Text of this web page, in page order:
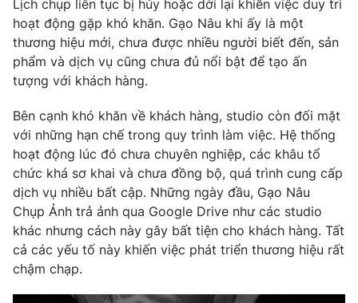
Góc doanh nghiệp
Phim VTV
Hậu trường
Khán giả
Giải sao mai
Giải trí
Điện ảnh
Âm nhạc
Sao
Đời sống
Du lịch
Làm đẹp
Chất lượng cuộc sống
Giáo dục
Tuyển sinh
Học trực tuyến
Công nghệ
Hitech Công nghệ tương lai
Sản phẩm
Thị trường
Giao lưu trực tuyến
Lịch phát sóng
Lịch chụp liên tục bị hủy hoặc dời lại khiến việc duy trì
hoạt động gặp khó khăn. Gạo Nâu khi ấy là một
thương hiệu mới, chưa được nhiều người biết đến, sản
phẩm và dịch vụ cũng chưa đủ nổi bật để tạo ấn
tượng với khách hàng.
Bên cạnh khó khăn về khách hàng, studio còn đối mặt
với những hạn chế trong quy trình làm việc. Hệ thống
hoạt động lúc đó chưa chuyên nghiệp, các khâu tổ
chức khá sơ khai và chưa đồng bộ, quá trình cung cấp
dịch vụ nhiều bất cập. Những ngày đầu, Gạo Nâu
Chụp Ảnh trả ảnh qua Google Drive như các studio
khác nhưng cách này gây bất tiện cho khách hàng. Tất
cả các yếu tố này khiến việc phát triển thương hiệu rất
chậm chạp.